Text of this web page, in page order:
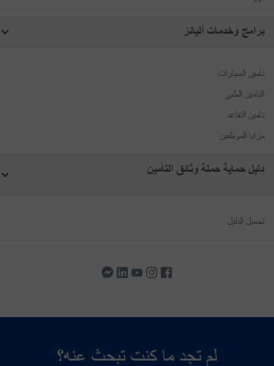
برامج وخدمات أليانز
تأمين السيارات
التأمين الطبي
تأمين التقاعد
مزايا الموظفين
دليل حماية حملة وثائق التأمين
تحميل الدليل
لم تجد ما كنت تبحث عنه؟